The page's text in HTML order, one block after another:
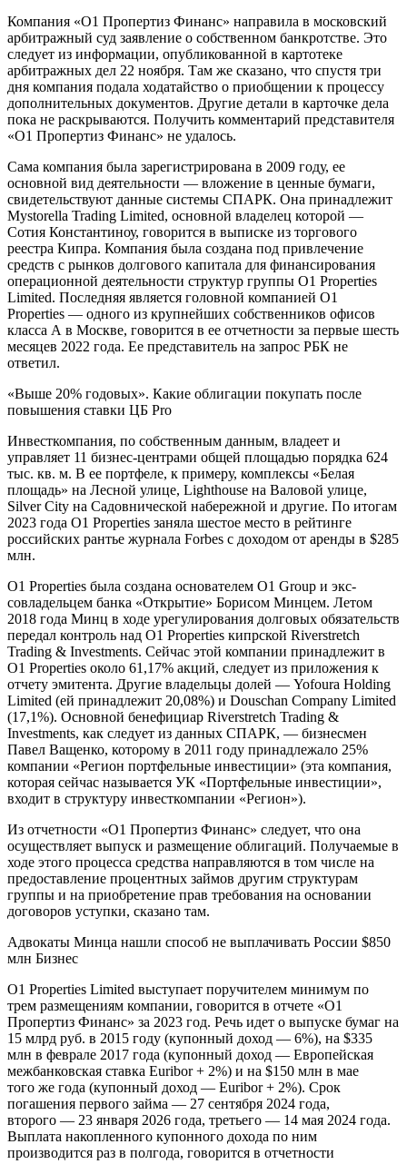
Компания «О1 Пропертиз Финанс» направила в московский
арбитражный суд заявление о собственном банкротстве. Это
следует из информации, опубликованной в картотеке
арбитражных дел 22 ноября. Там же сказано, что спустя три
дня компания подала ходатайство о приобщении к процессу
дополнительных документов. Другие детали в карточке дела
пока не раскрываются. Получить комментарий представителя
«О1 Пропертиз Финанс» не удалось.
Сама компания была зарегистрирована в 2009 году, ее
основной вид деятельности — вложение в ценные бумаги,
свидетельствуют данные системы СПАРК. Она принадлежит
Mystorella Trading Limited, основной владелец которой —
Сотия Константиноу, говорится в выписке из торгового
реестра Кипра. Компания была создана под привлечение
средств с рынков долгового капитала для финансирования
операционной деятельности структур группы O1 Properties
Limited. Последняя является головной компанией O1
Properties — одного из крупнейших собственников офисов
класса А в Москве, говорится в ее отчетности за первые шесть
месяцев 2022 года. Ее представитель на запрос РБК не
ответил.
«Выше 20% годовых». Какие облигации покупать после
повышения ставки ЦБ Pro
Инвесткомпания, по собственным данным, владеет и
управляет 11 бизнес-центрами общей площадью порядка 624
тыс. кв. м. В ее портфеле, к примеру, комплексы «Белая
площадь» на Лесной улице, Lighthouse на Валовой улице,
Silver City на Садовнической набережной и другие. По итогам
2023 года O1 Properties заняла шестое место в рейтинге
российских рантье журнала Forbes с доходом от аренды в $285
млн.
О1 Properties была создана основателем O1 Group и экс-
совладельцем банка «Открытие» Борисом Минцем. Летом
2018 года Минц в ходе урегулирования долговых обязательств
передал контроль над О1 Properties кипрской Riverstretch
Trading & Investments. Сейчас этой компании принадлежит в
О1 Properties около 61,17% акций, следует из приложения к
отчету эмитента. Другие владельцы долей — Yofoura Holding
Limited (ей принадлежит 20,08%) и Douschan Company Limited
(17,1%). Основной бенефициар Riverstretch Trading &
Investments, как следует из данных СПАРК, — бизнесмен
Павел Ващенко, которому в 2011 году принадлежало 25%
компании «Регион портфельные инвестиции» (эта компания,
которая сейчас называется УК «Портфельные инвестиции»,
входит в структуру инвесткомпании «Регион»).
Из отчетности «О1 Пропертиз Финанс» следует, что она
осуществляет выпуск и размещение облигаций. Получаемые в
ходе этого процесса средства направляются в том числе на
предоставление процентных займов другим структурам
группы и на приобретение прав требования на основании
договоров уступки, сказано там.
Адвокаты Минца нашли способ не выплачивать России $850
млн Бизнес
O1 Properties Limited выступает поручителем минимум по
трем размещениям компании, говорится в отчете «О1
Пропертиз Финанс» за 2023 год. Речь идет о выпуске бумаг на
15 млрд руб. в 2015 году (купонный доход — 6%), на $335
млн в феврале 2017 года (купонный доход — Европейская
межбанковская ставка Euribor + 2%) и на $150 млн в мае
того же года (купонный доход — Euribor + 2%). Срок
погашения первого займа — 27 сентября 2024 года,
второго — 23 января 2026 года, третьего — 14 мая 2024 года.
Выплата накопленного купонного дохода по ним
производится раз в полгода, говорится в отчетности